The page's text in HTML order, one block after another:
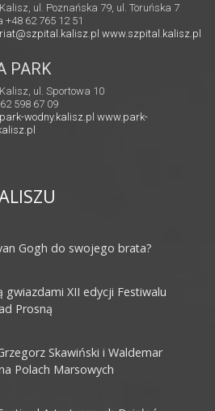
ul. Poznańska 79, ul. Toruńska 7
+48 62 765 12 51
www.szpital.kalisz.pl
PARK
ul. Sportowa 10
598 67 09
wodny.kalisz.pl www.park-
Gogh do swojego brata?
gwiazdami XII edycji Festiwalu
Prosną
Skawiński i Waldemar
Polach Marsowych